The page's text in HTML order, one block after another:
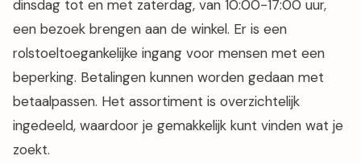
dinsdag tot en met zaterdag, van 10:00-17:00 uur,
een bezoek brengen aan de winkel. Er is een
rolstoeltoegankelijke ingang voor mensen met een
beperking. Betalingen kunnen worden gedaan met
betaalpassen. Het assortiment is overzichtelijk
ingedeeld, waardoor je gemakkelijk kunt vinden wat je
zoekt.